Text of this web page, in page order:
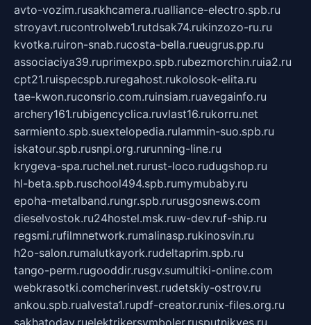
avto-vozim.rusakhcamera.rualliance-electro.spb.ru
stroyavt.rucontrolweb1.rutdsak74.rukinzozo-ru.ru
kvotka.ruiron-snab.rucosta-bella.rueugrus.pp.ru
associaciya39.ruprimexpo.spb.rubezmorchin.ruia2.ru
cpt21.ruispecspb.ruregahost.rukolosok-elita.ru
tae-kwon.ruconsrio.com.ruinsiam.ruavegainfo.ru
archery161.rubigencyclica.ruvlast16.rukorru.net
sarmiento.spb.suextelopedia.rulammin-suo.spb.ru
iskatour.spb.rusnpi.org.rurunning-line.ru
krygeva-spa.ruchel.net.rurust-loco.rudugshop.ru
hl-beta.spb.ruschool494.spb.rumymubaby.ru
epoha-metalband.rungr.spb.rurusgosnews.com
dieselvostok.ru24hostel.msk.ruw-dev.ruf-ship.ru
regsmi.rufilmnetwork.rumalinasp.rukinosvin.ru
h2o-salon.rumalutkayork.rudeltaprim.spb.ru
tango-perm.rugooddir.rusgv.sumultiki-online.com
webkrasotki.comcherinvest.rudetskiy-ostrov.ru
ankou.spb.rualvesta1.rupdf-creator.runix-files.org.ru
sakhatoday.ruelektrikersymboler.rusputnikyes.ru